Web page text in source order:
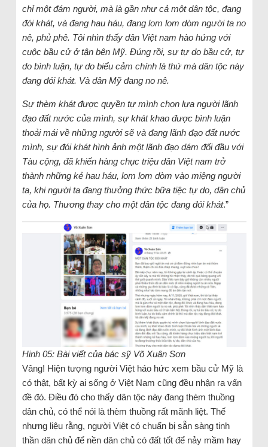
chỉ một đám người, mà là gần như cả một dân tộc, đang
đói khát, và đang hau háu, đang lom lom dòm người ta no
nê, phủ phê. Tôi nhìn thấy dân Việt nam hào hứng với
cuộc bầu cử ở tận bên Mỹ. Đúng rồi, sự tự do bầu cử, tự
do bình luận, tự do biểu cảm chính là thứ mà dân tộc này
đang đói khát. Và dân Mỹ đang no nê.
Sự thèm khát được quyền tự mình chọn lựa người lãnh
đạo đất nước của mình, sự khát khao được bình luận
thoải mái về những người sẽ và đang lãnh đạo đất nước
mình, sự đói khát hình ảnh một lãnh đạo dám đối đầu với
Tàu cộng, đã khiến hàng chục triệu dân Việt nam trở
thành những kẻ hau háu, lom lom dòm vào miệng người
ta, khi người ta đang thưởng thức bữa tiệc tự do, dân chủ
của họ. Thương thay cho một dân tộc đang đói khát.”
Hinh 05: Bài viết của bác sỹ Võ Xuân Sơn
Vâng! Hiện tượng người Việt háo hức xem bầu cử Mỹ là
có thật, bất kỳ ai sống ở Việt Nam cũng đều nhận ra vấn
đề đó. Điều đó cho thấy dân tộc này đang thèm thuồng
dân chủ, có thể nói là thèm thuồng rất mãnh liệt. Thế
nhưng liệu rằng, người Việt có chuẩn bị sẵn sàng tinh
thần dân chủ để nền dân chủ có đất tốt để nảy mầm hay